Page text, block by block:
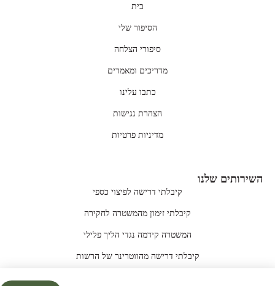
בית
הסיפור שלי
סיפורי הצלחה
מדריכים ומאמרים
כתבו עלינו
הצהרת נגישות
מדיניות פרטיות
השירותים שלנו
קיבלתי דרישה לפיצוי כספי
קיבלתי זימון מהמשטרה לחקירה
המשטרה קידמה נגדי הליך פלילי
קיבלתי דרישה מהווטרינר של הרשות